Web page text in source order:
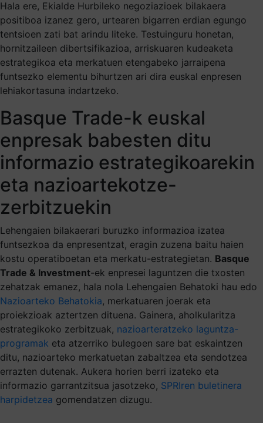
Hala ere, Ekialde Hurbileko negoziazioek bilakaera
positiboa izanez gero, urtearen bigarren erdian egungo
tentsioen zati bat arindu liteke. Testuinguru honetan,
hornitzaileen dibertsifikazioa, arriskuaren kudeaketa
estrategikoa eta merkatuen etengabeko jarraipena
funtsezko elementu bihurtzen ari dira euskal enpresen
lehiakortasuna indartzeko.
Basque Trade-k euskal
enpresak babesten ditu
informazio estrategikoarekin
eta nazioartekotze-
zerbitzuekin
Lehengaien bilakaerari buruzko informazioa izatea
funtsezkoa da enpresentzat, eragin zuzena baitu haien
kostu operatiboetan eta merkatu-estrategietan. Basque
Trade & Investment-ek enpresei laguntzen die txosten
zehatzak emanez, hala nola Lehengaien Behatoki hau edo
Nazioarteko Behatokia, merkatuaren joerak eta
proiekzioak aztertzen dituena. Gainera, aholkularitza
estrategikoko zerbitzuak, nazioarteratzeko laguntza-
programak eta atzerriko bulegoen sare bat eskaintzen
ditu, nazioarteko merkatuetan zabaltzea eta sendotzea
errazten dutenak. Aukera horien berri izateko eta
informazio garrantzitsua jasotzeko, SPRIren buletinera
harpidetzea gomendatzen dizugu.